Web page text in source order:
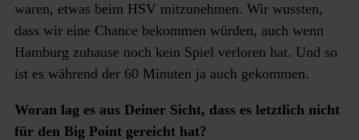
waren, etwas beim HSV mitzunehmen. Wir wussten,
dass wir eine Chance bekommen würden, auch wenn
Hamburg zuhause noch kein Spiel verloren hat. Und so
ist es während der 60 Minuten ja auch gekommen.
Woran lag es aus Deiner Sicht, dass es letztlich nicht
für den Big Point gereicht hat?